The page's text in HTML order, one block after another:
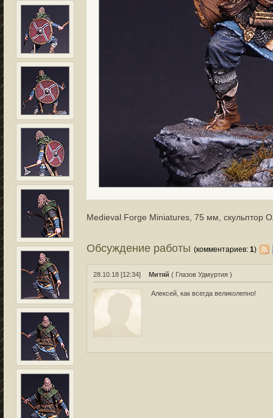
Medieval Forge Miniatures, 75 мм, скульптор
Обсуждение работы(комментариев:1)
28.10.18 [12:34] Митяй ( Глазов Удмуртия )
Алексей, как всегда великолепно!